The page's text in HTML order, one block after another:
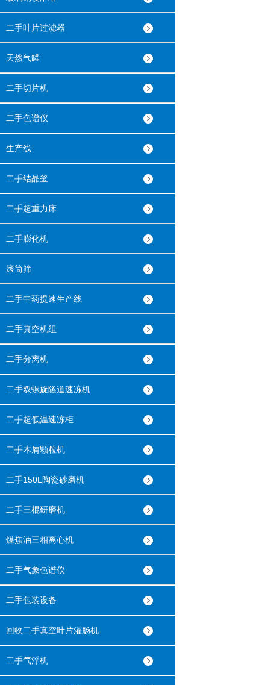
二手叶片过滤器
天然气罐
二手切片机
二手色谱仪
生产线
二手结晶釜
二手超重力床
二手膨化机
滚筒筛
二手中药提速生产线
二手真空机组
二手分离机
二手双螺旋隧道速冻机
二手超低温速冻柜
二手木屑颗粒机
二手150L陶瓷砂磨机
二手三棍研磨机
煤焦油三相离心机
二手气象色谱仪
二手包装设备
回收二手真空叶片灌肠机
二手气浮机